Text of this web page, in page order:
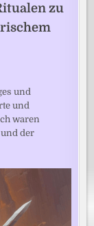
zu
und
und
waren
der